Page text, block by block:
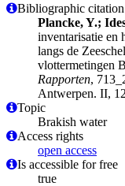
Bibliographic citation
Plancke, Y.;
inventarisatie en
langs de
vlottermetingen
Rapporten,
Antwerpen. II,
Topic
Brakish water
Access rights
open access
Is accessible for free
true